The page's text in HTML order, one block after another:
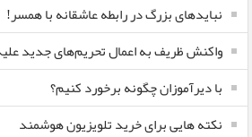
نبایدهای بزرگ در رابطه عاشقانه با همسر!
واکنش ظریف به اعمال تحریم‌های جدید
با دیرآموزان چگونه برخورد کنیم؟
نکته هایی برای خرید تلویزیون هوشمند